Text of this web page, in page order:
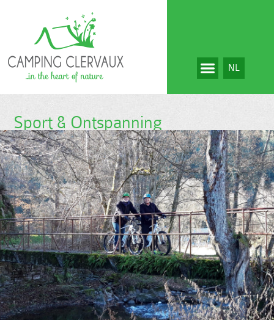
NL
Sport & Ontspanning